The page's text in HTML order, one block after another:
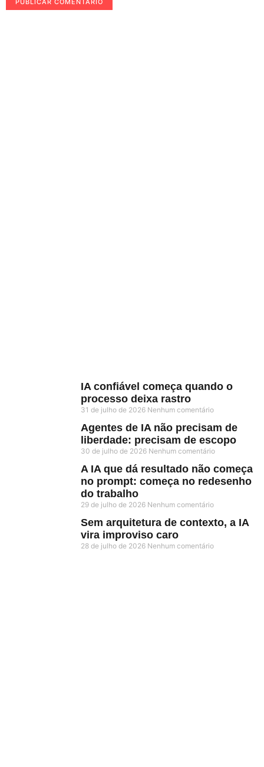
IA confiável começa quando o
processo deixa rastro
31 de julho de 2026 Nenhum comentário
Agentes de IA não precisam de
liberdade: precisam de escopo
30 de julho de 2026 Nenhum comentário
A IA que dá resultado não começa
no prompt: começa no redesenho
do trabalho
29 de julho de 2026 Nenhum comentário
Sem arquitetura de contexto, a IA
vira improviso caro
28 de julho de 2026 Nenhum comentário